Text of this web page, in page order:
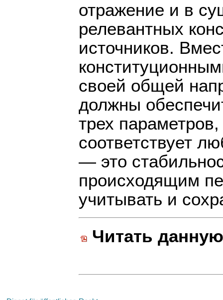
отражение и в
релевантных
источников.
своей общей
должны
трех
соответствует
— это
происходящим
учитывать и
Читать